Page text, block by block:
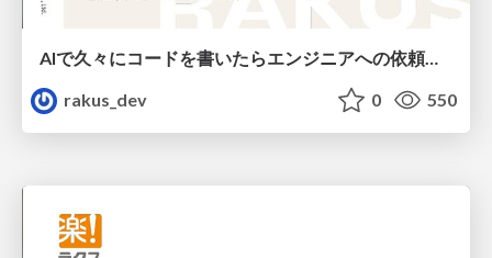
AIで久々にコードを書いたらエンジニアへの依頼が"増えた" ── 元エンジニアのPdMの話 / Using AI to Code Again After a Long Break Increased My Requests to Engineers: Insights from a Former Engineer PdM
rakus_dev
0 550